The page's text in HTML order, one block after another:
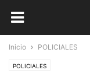
Inicio POLICIALES
POLICIALES